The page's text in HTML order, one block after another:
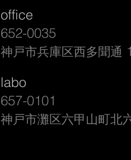
office
652-0035
​神戸市兵庫区西多聞通
labo
657-0101
神戸市灘区六甲山町北